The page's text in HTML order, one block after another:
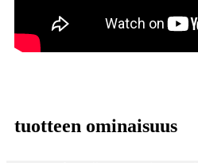
tuotteen ominaisuus